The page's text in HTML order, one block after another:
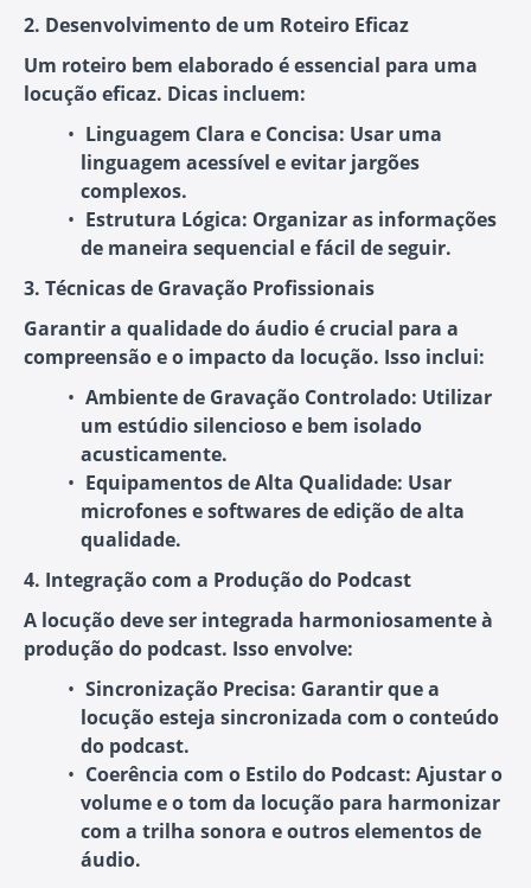
2. Desenvolvimento de um Roteiro Eficaz
Um roteiro bem elaborado é essencial para uma
locução eficaz. Dicas incluem:
Linguagem Clara e Concisa: Usar uma
linguagem acessível e evitar jargões
complexos.
Estrutura Lógica: Organizar as informações
de maneira sequencial e fácil de seguir.
3. Técnicas de Gravação Profissionais
Garantir a qualidade do áudio é crucial para a
compreensão e o impacto da locução. Isso inclui:
Ambiente de Gravação Controlado: Utilizar
um estúdio silencioso e bem isolado
acusticamente.
Equipamentos de Alta Qualidade: Usar
microfones e softwares de edição de alta
qualidade.
4. Integração com a Produção do Podcast
A locução deve ser integrada harmoniosamente à
produção do podcast. Isso envolve:
Sincronização Precisa: Garantir que a
locução esteja sincronizada com o conteúdo
do podcast.
Coerência com o Estilo do Podcast: Ajustar o
volume e o tom da locução para harmonizar
com a trilha sonora e outros elementos de
áudio.